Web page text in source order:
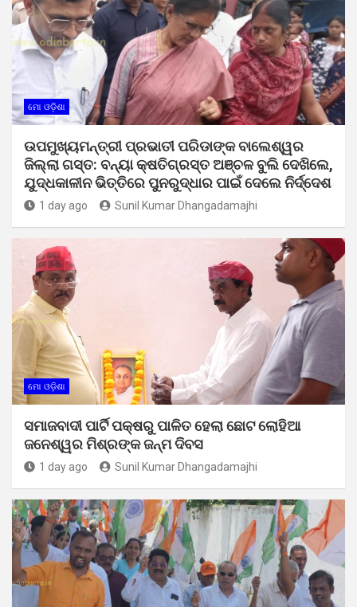
ମୋ ଓଡ଼ିଶା
ଉପମୁଖ୍ୟମନ୍ତ୍ରୀ ପ୍ରଭାତୀ ପରିଡାଙ୍କ ବାଲେଶ୍ୱର
ଜିଲ୍ଲା ଗସ୍ତ: ବନ୍ୟା କ୍ଷତିଗ୍ରସ୍ତ ଅଞ୍ଚଳ ବୁଲି ଦେଖିଲେ,
ଯୁଦ୍ଧକାଳୀନ ଭିତ୍ତିରେ ପୁନରୁଦ୍ଧାର ପାଇଁ ଦେଲେ ନିର୍ଦ୍ଦେଶ
1 day ago Sunil Kumar Dhangadamajhi
ମୋ ଓଡ଼ିଶା
ସମାଜବାଦୀ ପାର୍ଟି ପକ୍ଷରୁ ପାଳିତ ହେଲା ଛୋଟ ଲୋହିଆ
ଜନେଶ୍ୱର ମିଶ୍ରଙ୍କ ଜନ୍ମ ଦିବସ
1 day ago Sunil Kumar Dhangadamajhi